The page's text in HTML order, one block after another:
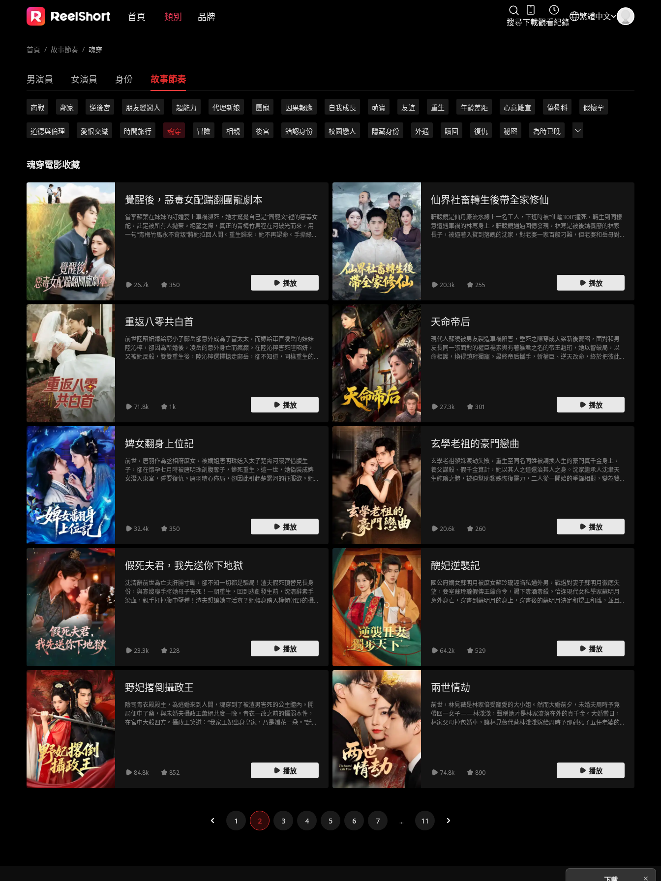
首頁 類別 品牌 搜尋下載觀看紀錄
繁體中文
首頁 / 故事節奏 / 魂穿
男演員 女演員 身份 故事節奏
商戰 鄰家 逆後宮 朋友變戀人 超能力 代理新娘 團寵 因果報應 自我成長 萌寶 友誼 重生 年齡差距 心意難宣 偽骨科 假懷孕
道德與倫理 愛恨交織 時間旅行 魂穿 冒險 相親 後宮 錯認身份 校園戀人 隱藏身份 外遇 贖回 復仇 秘密 為時已晚
魂穿電影收藏
覺醒後，惡毒女配踹翻團寵劇本
當李蘇葉在妹妹的訂婚宴上車禍瀕死，她才驚覺自己是“團寵文”裡的惡毒女
配，註定被所有人拋棄。絕望之際，真正的青梅竹馬程在河破光而來，用
一句“青梅竹馬永不背叛”將她拉回人間。重生歸來，她不再認命。手撕綠
26.7k
350 播放
仙界社畜轉生後帶全家修仙
軒轅鏡是仙丹廠流水線上一名工人，下班時被“仙龜300”撞死，轉生到同樣
意遭遇車禍的林寒身上。軒轅鏡通過回憶發現，林寒是被後媽養廢的林家
長子，被逼著入贅到落魄的沈家，對老婆一家百般刁難，但老婆和岳母對
20.3k 255 播放
重返八零共白首
前世陸昭妍嫁給窮小子鄺岳卻意外成為了富太太，而嫁給軍官凌岳的妹妹
陸沁檸，卻因為新婚後，凌岳的意外身亡而瘋癲。在陸沁檸害死陸昭妍，
又被她反殺，雙雙重生後，陸沁檸選擇搶走鄺岳，卻不知道，同樣重生的
71.8k 1k 播放
天命帝后
現代人蘇曉被男友製造車禍陷害，垂死之際穿成大梁新後竇昭，面對和男
友長同一張面對的權臣楊素與有著暴君之名的帝王趙珩，她以智破局，以
命相護，換得趙珩獨寵。最終帝后攜手，斬權臣、逆天改命，終於把彼此
27.3k 301 播放
婢女翻身上位記
前世，唐羽作為丞相府庶女，被嫡姐唐明珠送入太子楚霄河寢宮借腹生
子，卻在懷孕七月時被唐明珠剖腹奪子，慘死重生。這一世，她偽裝成婢
女潛入東宮，誓要復仇。唐羽精心佈局，卻因此引起楚霄河的征服欲。她
32.4k 350 播放
玄學老祖的豪門戀曲
玄學老祖黎姝渡劫失敗，重生至同名同姓被調換人生的豪門真千金身上，
養父謀殺、假千金算計，她以其人之道還治其人之身。沈家繼承人沈聿天
生純陰之體，被迫幫助黎姝恢復靈力，二人從一開始的爭鋒相對，變為雙
20.6k 260 播放
假死夫君，我先送你下地獄
沈清辭前世為亡夫肝腸寸斷，卻不知一切都是騙局！渣夫假死頂替兄長身
份，與寡嫂聯手將她母子害死！一朝重生，回到悲劇發生前，沈清辭素手
染血，親手打掉腹中孽種！渣夫想讓她守活寡？她轉身踏入權傾朝野的攝
23.3k 228 播放
醜妃逆襲記
國公府嫡女蘇明月被庶女蘇玲瓏誣陷私通外男，戰煜對妻子蘇明月徹底失
望，妾室蘇玲瓏假傳王爺命令，賜下毒酒毒殺。恰逢現代女科學家蘇明月
意外身亡，穿書到蘇明月的身上，穿書後的蘇明月決定和煜王和離，並且
64.2k 529 播放
野妃撂倒攝政王
陰司青衣殿殿主，為逃婚來到人間，魂穿到了被渣男害死的公主體內。開
局便中了藥，與未婚夫攝政王蕭絕共度一晚。青衣一改之前的懦弱本性，
在宮中大殺四方。攝政王笑道：“我家王妃出身皇家，乃是嬌花一朵。”話音
84.8k 852 播放
兩世情劫
前世，林見薇是林家倍受寵愛的大小姐。然而大婚前夕，未婚夫周時予竟
帶回一女子——林淺淺，聲稱她才是林家流落在外的真千金。大婚當日，
林家父母掉包婚車，讓林見薇代替林淺淺嫁給周時予那剋死了五任老婆的
74.8k
890 播放
1 2 3 4 5 6 7 ... 11